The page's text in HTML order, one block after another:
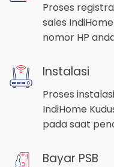
Proses
sales
nomor HP
Instalasi
Proses
IndiHome
pada saat
Bayar PSB